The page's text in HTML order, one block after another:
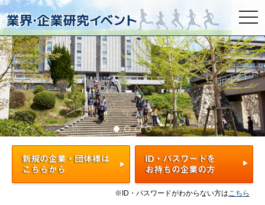
※ID・パスワードがわからない方はこちら